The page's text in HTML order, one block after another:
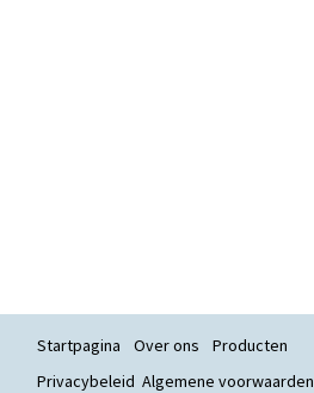
Startpagina Over ons
Producten
Privacybeleid Algemene voorwaarden